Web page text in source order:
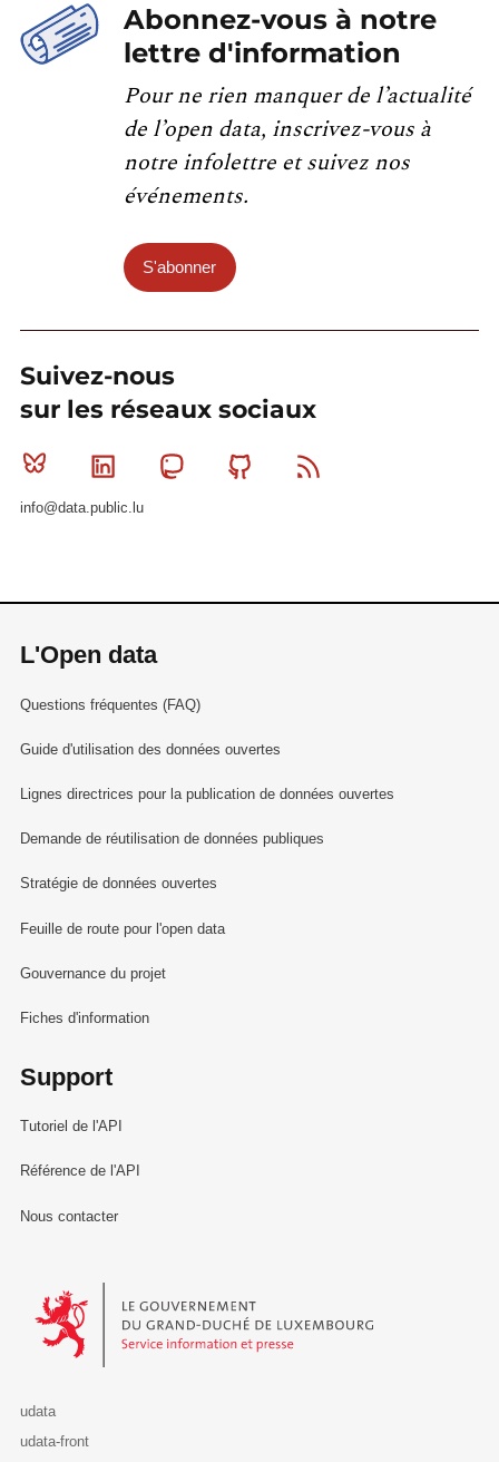
Abonnez-vous à notre
lettre d'information
Pour ne rien manquer de l’actualité
de l’open data, inscrivez-vous à
notre infolettre et suivez nos
événements.
S'abonner
Suivez-nous
sur les réseaux sociaux
Bluesky Linkedin MastodonGithub
info@data.public.lu
L'Open data
Questions fréquentes (FAQ)
Guide d'utilisation des données ouvertes
Lignes directrices pour la publication de données ouvertes
Demande de réutilisation de données publiques
Stratégie de données ouvertes
Feuille de route pour l'open data
Gouvernance du projet
Fiches d'information
Support
Tutoriel de l'API
Référence de l'API
Nous contacter
Le Gouvernement du Grand-Duché de Luxembourg - Service
udata
udata-front